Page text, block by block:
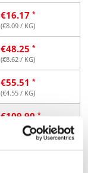
€16.17
(€8.09 / KG)
€48.25
(€8.62 / KG)
€55.51
(€4.55 / KG)
€109.90
/ KG)